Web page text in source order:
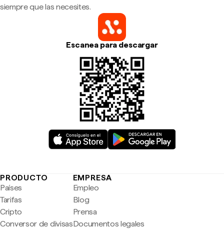
siempre que las necesites.
Escanea para descargar
PRODUCTO
Países
Tarifas
Cripto
Conversor de divisas
EMPRESA
Empleo
Blog
Prensa
Documentos legales